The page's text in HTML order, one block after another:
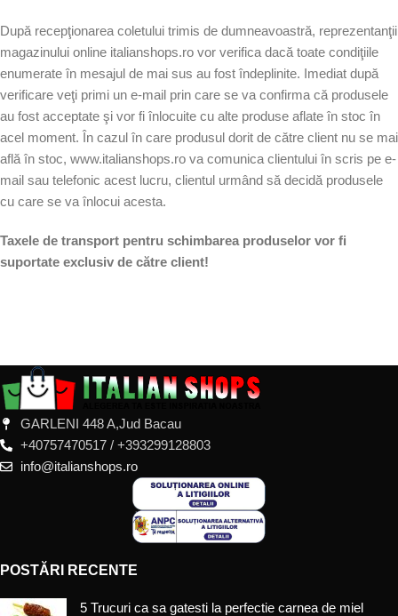
După recepţionarea coletului trimis de dumneavoastră, reprezentanţii
magazinului online italianshops.ro vor verifica dacă toate condiţiile
enumerate în mesajul de mai sus au fost îndeplinite. Imediat după
verificare veţi primi un e-mail prin care se va confirma că produsele
au fost acceptate şi vor fi înlocuite cu alte produse aflate în stoc în
acel moment. În cazul în care produsul dorit de către client nu se mai
află în stoc, www.italianshops.ro va comunica clientului în scris pe e-
mail sau telefonic acest lucru, clientul urmând să decidă produsele
cu care se va înlocui acesta.
Taxele de transport pentru schimbarea produselor vor fi
suportate exclusiv de către client!
GARLENI 448 A,Jud Bacau
+40757470517 / +393299128803
info@italianshops.ro
POSTĂRI RECENTE
5 Trucuri ca sa gatesti la perfectie carnea de miel